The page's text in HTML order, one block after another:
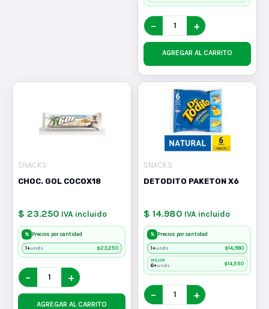
− +
AGREGAR AL CARRITO
SNACKS
CHOC. GOL COCOX18
$ 23.250 IVA incluido
% Precios por cantidad
1+unds $23,250
− +
AGREGAR AL CARRITO
SNACKS
DETODITO PAKETON X6
$ 14.980 IVA incluido
% Precios por cantidad
1+unds $14,980
MEJOR
6+unds $14,550
− +